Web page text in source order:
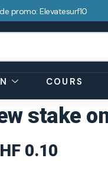
promo: Elevatesurf10
COURS
stake
0.10